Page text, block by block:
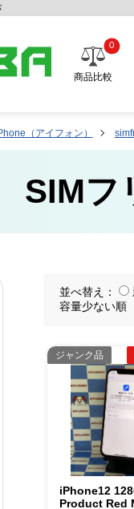
商品比較
0
（アイフォン）
SIMフ
並べ替え：
容量少ない順
ジャンク品
iPhone12
Product Red